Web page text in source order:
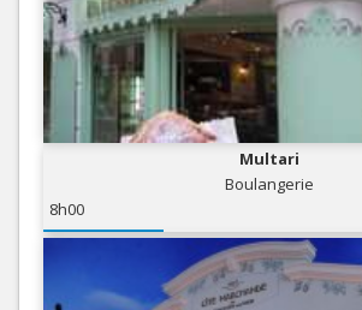
Multari
Boulangerie
8h00